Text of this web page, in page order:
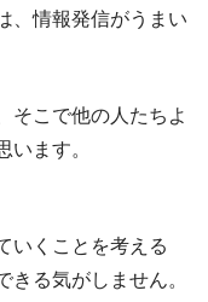
、情報発信がうまい
そこで他の人たちよ
います。
いくことを考える
きる気がしません。